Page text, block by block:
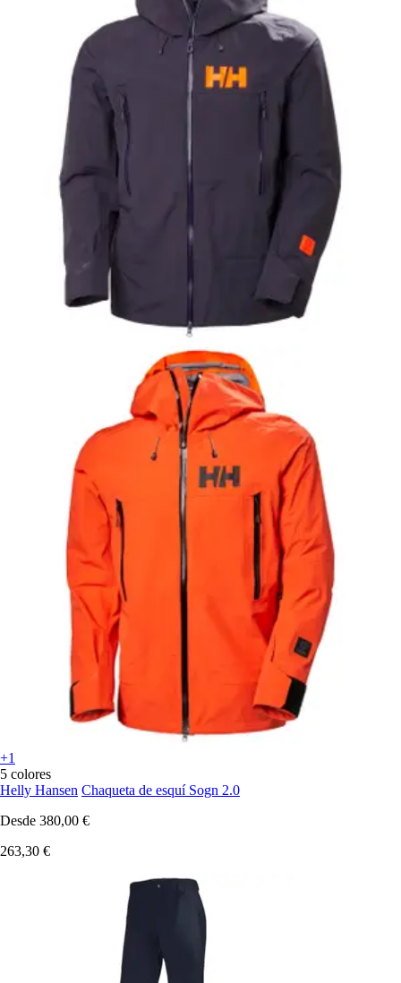
+1
5 colores
Helly Hansen Chaqueta de esquí Sogn 2.0
Desde 380,00 €
263,30 €